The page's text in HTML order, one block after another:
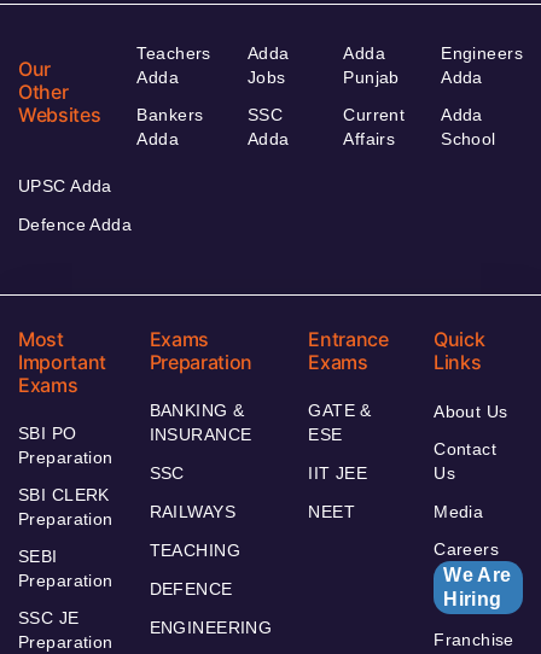
Our
Other
Websites
Teachers
Adda
Bankers
Adda
Adda
Jobs
SSC
Adda
Adda
Punjab
Current
Affairs
Engineers
Adda
Adda
School
UPSC Adda
Defence Adda
Most
Important
Exams
SBI PO
Preparation
SBI CLERK
Preparation
SEBI
Preparation
SSC JE
Preparation
Exams
Preparation
BANKING &
INSURANCE
SSC
RAILWAYS
TEACHING
DEFENCE
ENGINEERING
Entrance
Exams
GATE &
ESE
IIT JEE
NEET
Quick
Links
About Us
Contact
Us
Media
Careers
We Are
Hiring
Franchise